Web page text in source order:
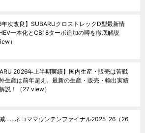
年次改良】SUBARUクロストレックD型最新情
一本化とCB18ターボ追加の噂を徹底解説
）
2026年上半期実績】国内生産・販売は苦戦
生産は前年超え。最新の生産・販売・輸出実績
説！
（27 view）
……ネコママウンテンファイナル2025ｰ26 （26